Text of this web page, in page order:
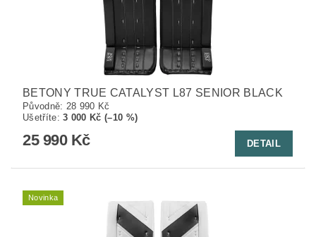
BETONY TRUE CATALYST L87 SENIOR BLACK
Původně: 28 990 Kč
Ušetříte:3 000 Kč (–10 %)
25 990 Kč DETAIL
Novinka